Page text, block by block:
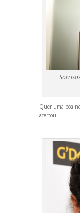
Quer uma boa
acertou.